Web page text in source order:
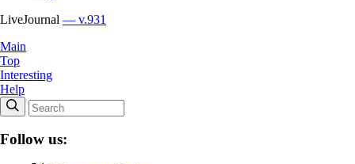
LiveJournal — v.931
Main
Top
Interesting
Help
Follow us: